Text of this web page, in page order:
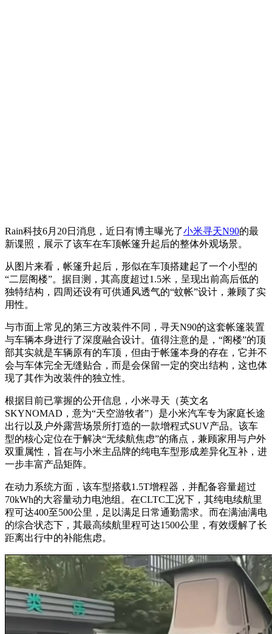
Rain科技6月20日消息，近日有博主曝光了小米寻天N90的最
新谍照，展示了该车在车顶帐篷升起后的整体外观场景。
从图片来看，帐篷升起后，形似在车顶搭建起了一个小型的
“二层阁楼”。据目测，其高度超过1.5米，呈现出前高后低的
独特结构，四周还设有可供通风透气的“蚊帐”设计，兼顾了实
用性。
与市面上常见的第三方改装件不同，寻天N90的这套帐篷装置
与车辆本身进行了深度融合设计。值得注意的是，“阁楼”的顶
部其实就是车辆原有的车顶，但由于帐篷本身的存在，它并不
会与车体完全无缝贴合，而是会保留一定的突出结构，这也体
现了其作为改装件的独立性。
根据目前已掌握的公开信息，小米寻天（英文名
SKYNOMAD，意为“天空游牧者”）是小米汽车专为家庭长途
出行以及户外露营场景所打造的一款增程式SUV产品。该车
型的核心定位在于解决“无续航焦虑”的痛点，兼顾家用与户外
双重属性，旨在与小米主品牌的纯电车型形成差异化互补，进
一步丰富产品矩阵。
在动力系统方面，该车型搭载1.5T增程器，并配备容量超过
70kWh的大容量动力电池组。在CLTC工况下，其纯电续航里
程可达400至500公里，足以满足日常通勤需求。而在满油满电
的综合状态下，其最高续航里程可达1500公里，有效缓解了长
距离出行中的补能焦虑。